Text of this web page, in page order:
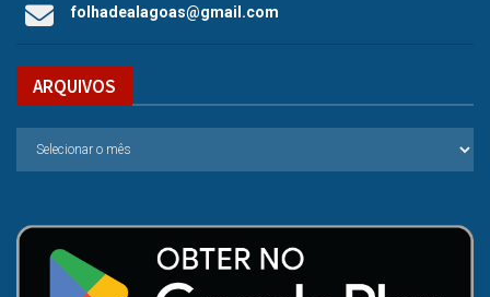
folhadealagoas@gmail.com
ARQUIVOS